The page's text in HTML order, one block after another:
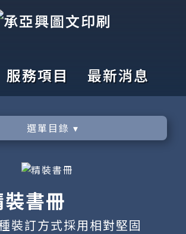
服務項目 最新消息
選單目錄 ▾
書冊
裝訂方式採用相對堅固